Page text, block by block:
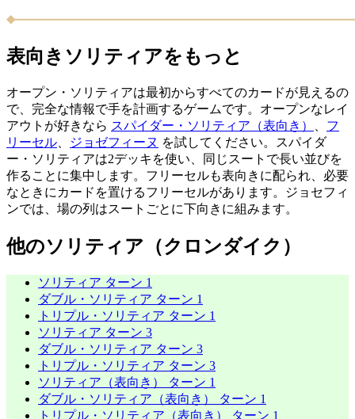
表向きソリティアをもっと
オープン・ソリティアは最初からすべてのカードが見えるの
で、完全な情報で手を計画するゲームです。オープンなレイ
アウトが好きなら スパイダー・ソリティア（表向き）
フ
リーセル
ジョゼフィーヌ を試してください。スパイダ
ー・ソリティアは2デッキを使い、同じスートで長い並びを
作ることに集中します。フリーセルも表向きに配られ、必要
なときにカードを置けるフリーセルがあります。ジョセフィ
ンでは、場の列はスートごとに下向きに組みます。
他のソリティア（クロンダイク）
ソリティア ターン 1
ダブル・ソリティア ターン 1
トリプル・ソリティア ターン 1
ソリティア ターン 3
ダブル・ソリティア ターン 3
トリプル・ソリティア ターン 3
ソリティア（表向き） ターン 1
ダブル・ソリティア（表向き） ターン 1
トリプル・ソリティア（表向き） ターン 1